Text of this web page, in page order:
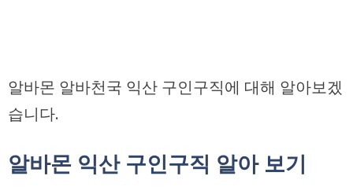
알바몬 알바천국 익산 구인구직에 대해 알아보겠
습니다.
알바몬 익산 구인구직 알아 보기